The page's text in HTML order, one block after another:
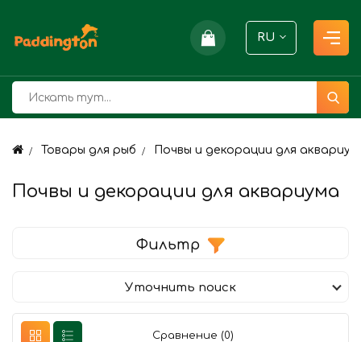
RU
Товары для рыб Почвы и декорации для
Почвы и декорации для аквариума
Фильтр
Уточнить поиск
Сравнение (0)